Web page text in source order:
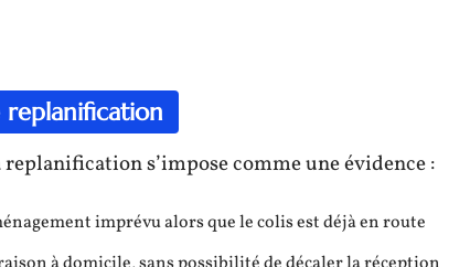
replanification
s’impose comme une évidence :
imprévu alors que le colis est déjà en route